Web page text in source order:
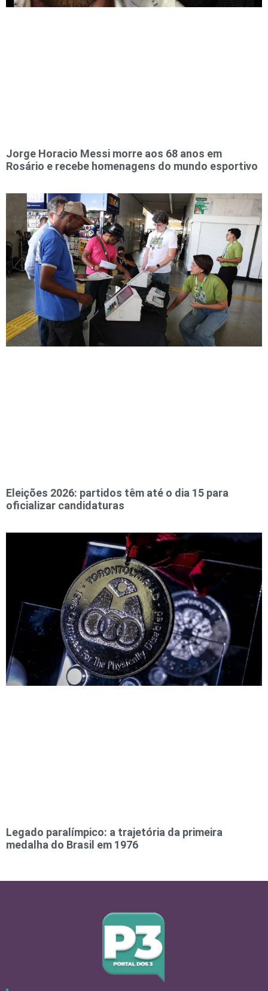
Jorge Horacio Messi morre aos 68 anos em
Rosário e recebe homenagens do mundo esportivo
Eleições 2026: partidos têm até o dia 15 para
oficializar candidaturas
Legado paralímpico: a trajetória da primeira
medalha do Brasil em 1976